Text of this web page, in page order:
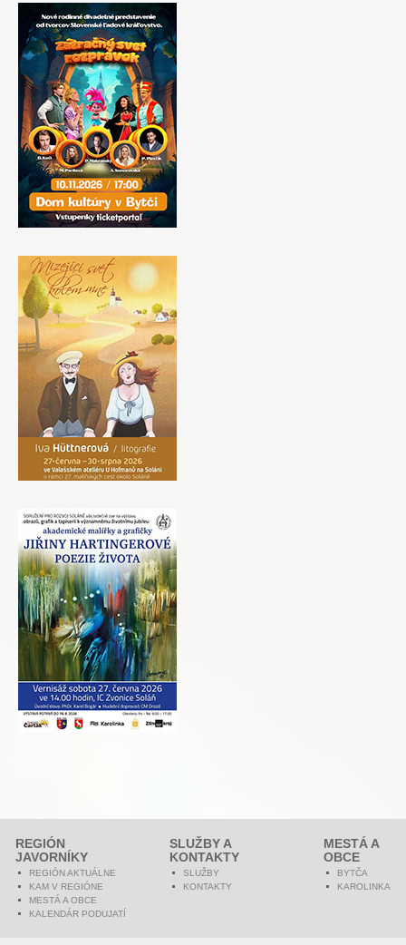
REGIÓN
JAVORNÍKY
REGIÓN AKTUÁLNE
KAM V REGIÓNE
MESTÁ A OBCE
KALENDÁR PODUJATÍ
SLUŽBY A
KONTAKTY
SLUŽBY
KONTAKTY
MESTÁ A
OBCE
BYTČA
KAROLINKA